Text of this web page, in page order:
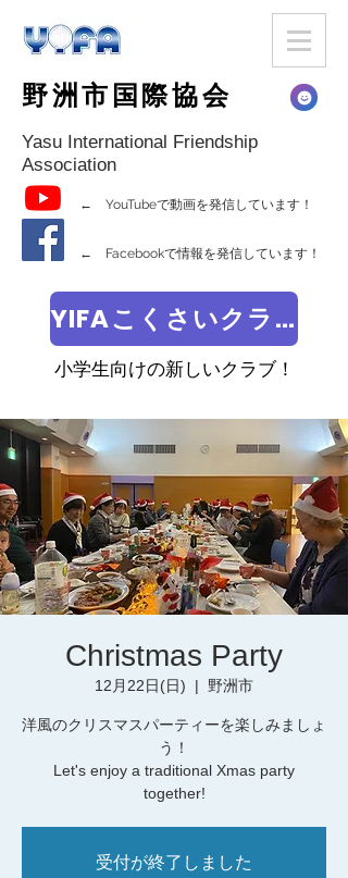
野洲市国際協会
Yasu International Friendship
Association
← YouTubeで動画を発信しています！
← Facebookで情報を発信しています！
YIFAこくさいクラブ
小学生向けの新しいクラブ！
Christmas Party
12月22日(日)
  |
野洲市
洋風のクリスマスパーティーを楽しみましょ
う！
Let's enjoy a traditional Xmas party
together!
受付が終了しました